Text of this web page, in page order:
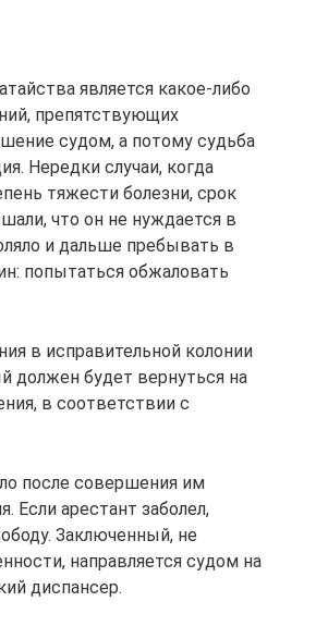
является какое-либо
препятствующих
судом, а потому судьба
Нередки случаи, когда
тяжести болезни, срок
что он не нуждается в
и дальше пребывать в
попытаться обжаловать
в исправительной колонии
должен будет вернуться на
в соответствии с
после совершения им
Если арестант заболел,
Заключенный, не
направляется судом на
диспансер.